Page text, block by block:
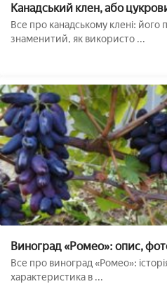
Канадський клен, або
природне значення і
фото
Все про канадському клені:
знаменитий, як використо ...
Виноград «Ромео»: опис,
вирощування сорту
Все про виноград «Ромео»:
характеристика в ...